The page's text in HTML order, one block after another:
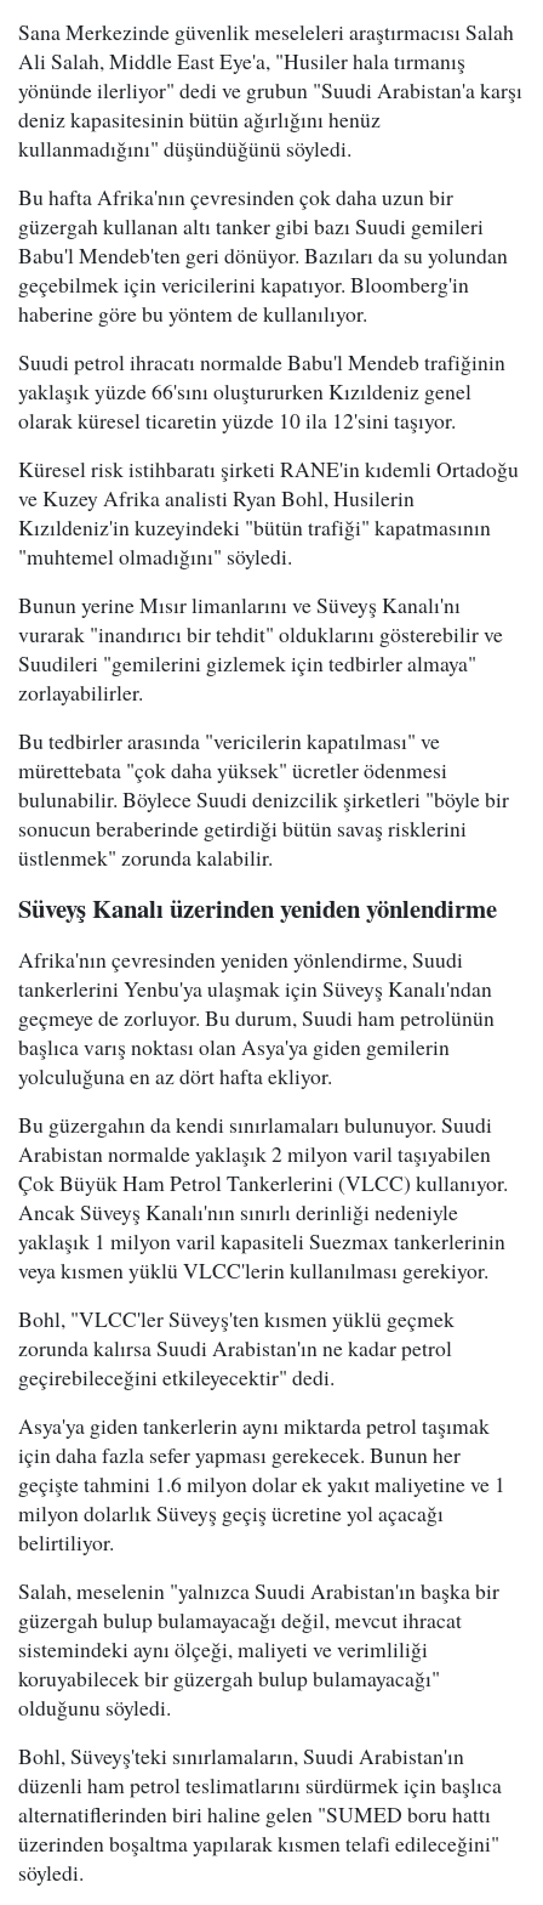
Sana Merkezinde güvenlik meseleleri araştırmacısı Salah
Ali Salah, Middle East Eye'a, "Husiler hala tırmanış
yönünde ilerliyor" dedi ve grubun "Suudi Arabistan'a karşı
deniz kapasitesinin bütün ağırlığını henüz
kullanmadığını" düşündüğünü söyledi.
Bu hafta Afrika'nın çevresinden çok daha uzun bir
güzergah kullanan altı tanker gibi bazı Suudi gemileri
Babu'l Mendeb'ten geri dönüyor. Bazıları da su yolundan
geçebilmek için vericilerini kapatıyor. Bloomberg'in
haberine göre bu yöntem de kullanılıyor.
Suudi petrol ihracatı normalde Babu'l Mendeb trafiğinin
yaklaşık yüzde 66'sını oluştururken Kızıldeniz genel
olarak küresel ticaretin yüzde 10 ila 12'sini taşıyor.
Küresel risk istihbaratı şirketi RANE'in kıdemli Ortadoğu
ve Kuzey Afrika analisti Ryan Bohl, Husilerin
Kızıldeniz'in kuzeyindeki "bütün trafiği" kapatmasının
"muhtemel olmadığını" söyledi.
Bunun yerine Mısır limanlarını ve Süveyş Kanalı'nı
vurarak "inandırıcı bir tehdit" olduklarını gösterebilir ve
Suudileri "gemilerini gizlemek için tedbirler almaya"
zorlayabilirler.
Bu tedbirler arasında "vericilerin kapatılması" ve
mürettebata "çok daha yüksek" ücretler ödenmesi
bulunabilir. Böylece Suudi denizcilik şirketleri "böyle bir
sonucun beraberinde getirdiği bütün savaş risklerini
üstlenmek" zorunda kalabilir.
Süveyş Kanalı üzerinden yeniden yönlendirme
Afrika'nın çevresinden yeniden yönlendirme, Suudi
tankerlerini Yenbu'ya ulaşmak için Süveyş Kanalı'ndan
geçmeye de zorluyor. Bu durum, Suudi ham petrolünün
başlıca varış noktası olan Asya'ya giden gemilerin
yolculuğuna en az dört hafta ekliyor.
Bu güzergahın da kendi sınırlamaları bulunuyor. Suudi
Arabistan normalde yaklaşık 2 milyon varil taşıyabilen
Çok Büyük Ham Petrol Tankerlerini (VLCC) kullanıyor.
Ancak Süveyş Kanalı'nın sınırlı derinliği nedeniyle
yaklaşık 1 milyon varil kapasiteli Suezmax tankerlerinin
veya kısmen yüklü VLCC'lerin kullanılması gerekiyor.
Bohl, "VLCC'ler Süveyş'ten kısmen yüklü geçmek
zorunda kalırsa Suudi Arabistan'ın ne kadar petrol
geçirebileceğini etkileyecektir" dedi.
Asya'ya giden tankerlerin aynı miktarda petrol taşımak
için daha fazla sefer yapması gerekecek. Bunun her
geçişte tahmini 1.6 milyon dolar ek yakıt maliyetine ve 1
milyon dolarlık Süveyş geçiş ücretine yol açacağı
belirtiliyor.
Salah, meselenin "yalnızca Suudi Arabistan'ın başka bir
güzergah bulup bulamayacağı değil, mevcut ihracat
sistemindeki aynı ölçeği, maliyeti ve verimliliği
koruyabilecek bir güzergah bulup bulamayacağı"
olduğunu söyledi.
Bohl, Süveyş'teki sınırlamaların, Suudi Arabistan'ın
düzenli ham petrol teslimatlarını sürdürmek için başlıca
alternatiflerinden biri haline gelen "SUMED boru hattı
üzerinden boşaltma yapılarak kısmen telafi edileceğini"
söyledi.